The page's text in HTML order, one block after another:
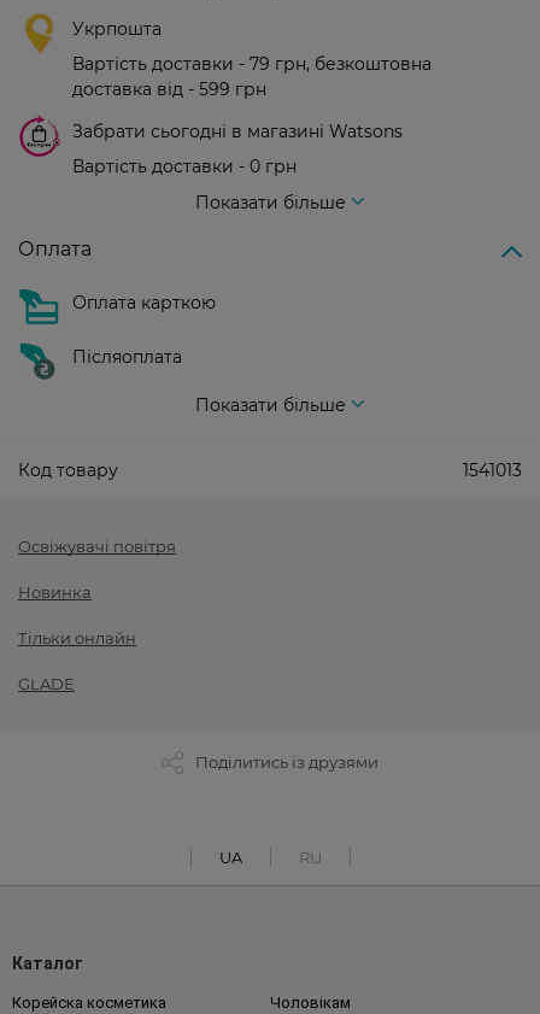
Укрпошта
Вартість доставки - 79 грн, безкоштовна
доставка від - 599 грн
Забрати сьогодні в магазині Watsons
Вартість доставки - 0 грн
Показати більше
Оплата
Оплата карткою
Післяоплата
Показати більше
Код товару 1541013
Освіжувачі повітря
Новинка
Тільки онлайн
GLADE
Поділитись із друзями
UA RU
Каталог
Корейска косметика Чоловікам